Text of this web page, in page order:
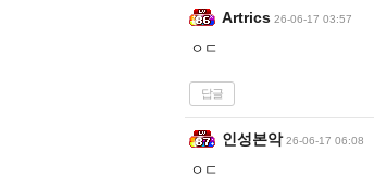
Artrics 26-06-17 03:57
ㅇㄷ
답글
인성본악 26-06-17 06:08
ㅇㄷ